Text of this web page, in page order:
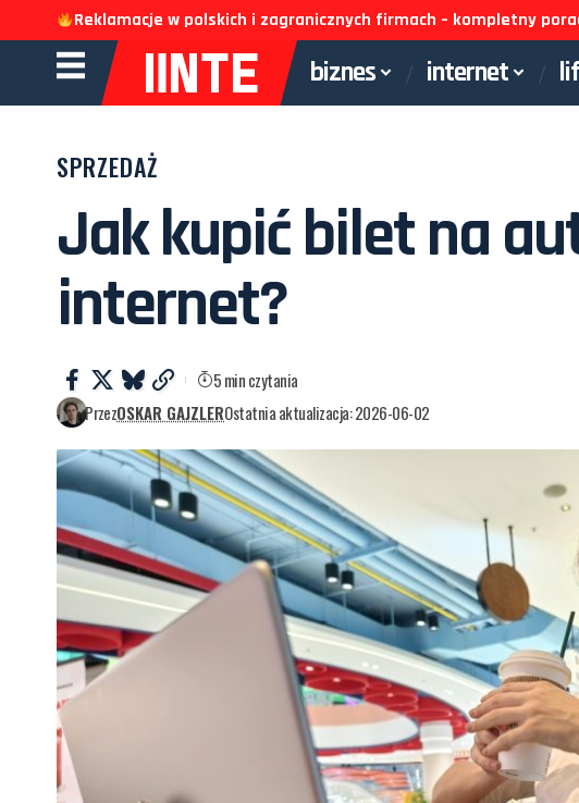
Reklamacje w polskich i zagranicznych firmach – kompletny
biznes internet
SPRZEDAŻ
Jak kupić bilet na
internet?
PrzezOSKAR GAJZLEROstatnia aktualizacja: 2026-06-02
5 min czytania